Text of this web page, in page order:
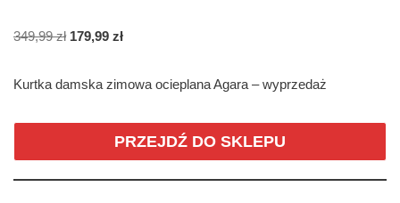
349,99zł 179,99 zł
Kurtka damska zimowa ocieplana Agara – wyprzedaż
PRZEJDŹ DO SKLEPU